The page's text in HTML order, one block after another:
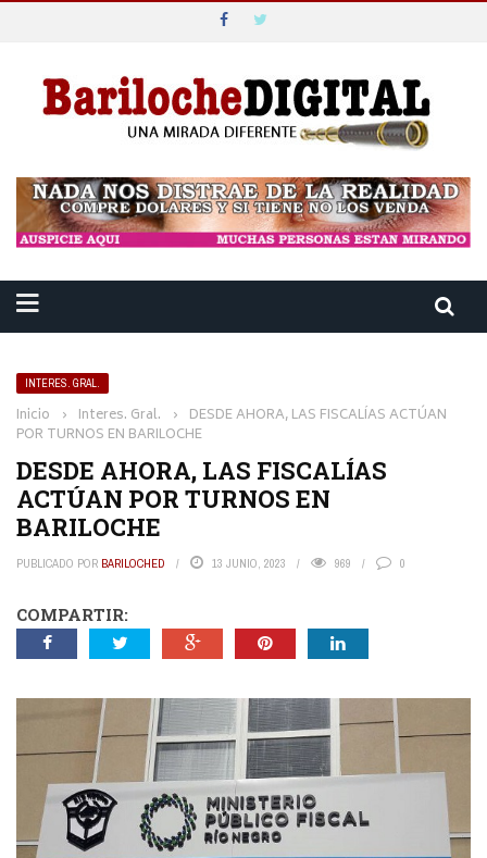
INTERES. GRAL.
Inicio › Interes. Gral. › DESDE AHORA, LAS FISCALÍAS ACTÚAN
POR TURNOS EN BARILOCHE
DESDE AHORA, LAS FISCALÍAS
ACTÚAN POR TURNOS EN
BARILOCHE
PUBLICADO POR BARILOCHED 13 JUNIO, 2023 969 0
COMPARTIR: